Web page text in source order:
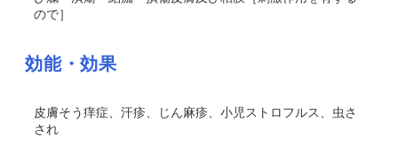
ので］
効能・効果
皮膚そう痒症、汗疹、じん麻疹、小児ストロフルス、虫さ
され